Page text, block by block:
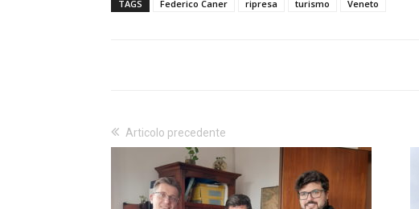
TAGS Federico Caner ripresa turismo Veneto
Articolo precedente